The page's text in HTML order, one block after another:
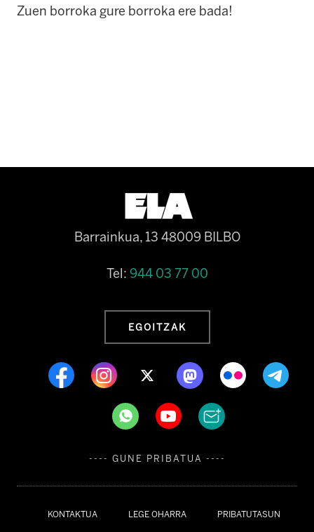
Zuen borroka gure borroka ere bada!
KONTAKTUA LEGE OHARRA PRIBATUTASUN
Barrainkua, 13 48009 BILBO
Tel: 944 03 77 00
EGOITZAK
---- GUNE PRIBATUA ----